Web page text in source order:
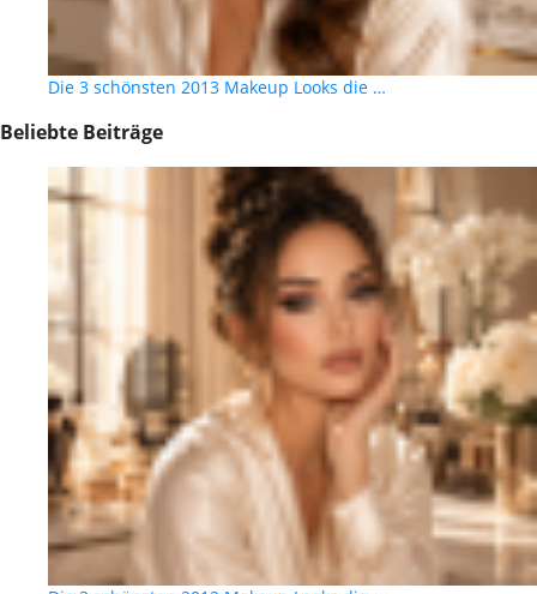
Die 3 schönsten 2013 Makeup Looks die …
Beliebte Beiträge